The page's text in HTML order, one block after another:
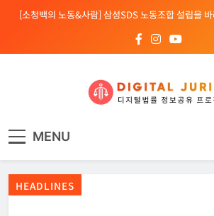
Skip[소청백의 노동&사람] 삼성SDS 노동조합 설립을
[Russia] 텔레그램 설립자 파벨 두로프 기소
[EU] 틱톡의 아동 보호 미흡 관련 예비 조사결과 발
[소청백의 노동&사람] 삼성SDS 노동조합 설립을 바
[Russia] 텔레그램 설립자 파벨 두로프 기소
[KOR] ‘AI 데이터센터 얼라이언스’ 출범
MENU
HEADLINES